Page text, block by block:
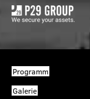
Programm
Galerie